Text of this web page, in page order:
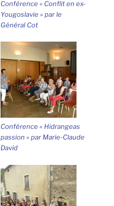
Conférence « Conflit en ex-
Yougoslavie » par le
Général Cot
Conférence « Hidrangeas
passion » par Marie-Claude
David